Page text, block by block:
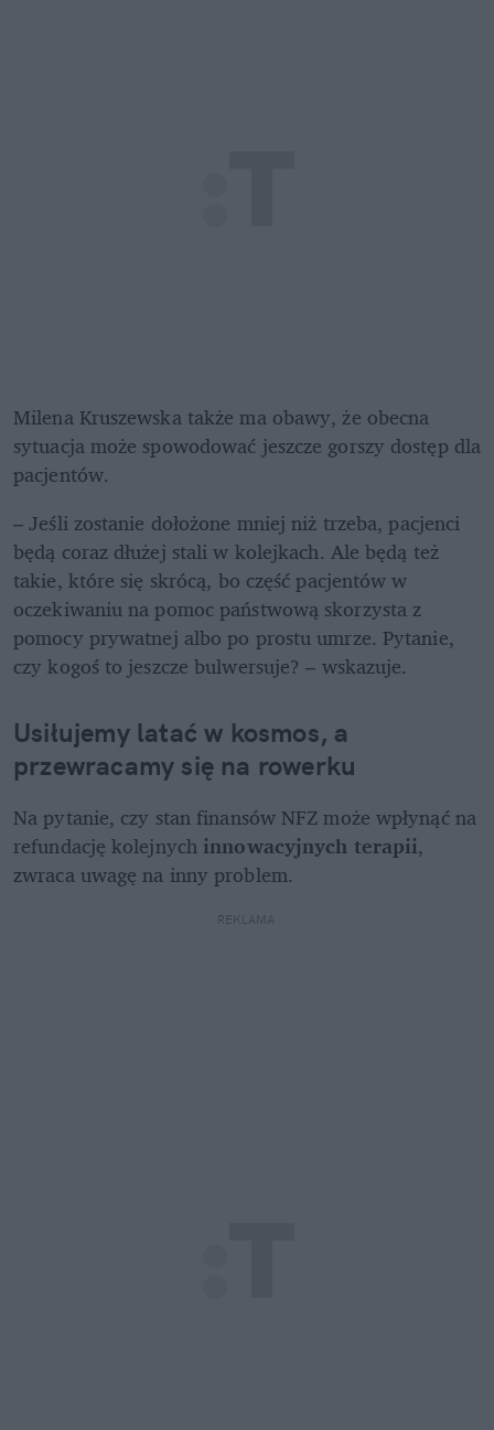
Milena Kruszewska także ma obawy, że obecna
sytuacja może spowodować jeszcze gorszy dostęp dla
pacjentów.
– Jeśli zostanie dołożone mniej niż trzeba, pacjenci
będą coraz dłużej stali w kolejkach. Ale będą też
takie, które się skrócą, bo część pacjentów w
oczekiwaniu na pomoc państwową skorzysta z
pomocy prywatnej albo po prostu umrze. Pytanie,
czy kogoś to jeszcze bulwersuje? – wskazuje.
Usiłujemy latać w kosmos, a
przewracamy się na rowerku
Na pytanie, czy stan finansów NFZ może wpłynąć na
refundację kolejnych innowacyjnych terapii,
zwraca uwagę na inny problem.
REKLAMA